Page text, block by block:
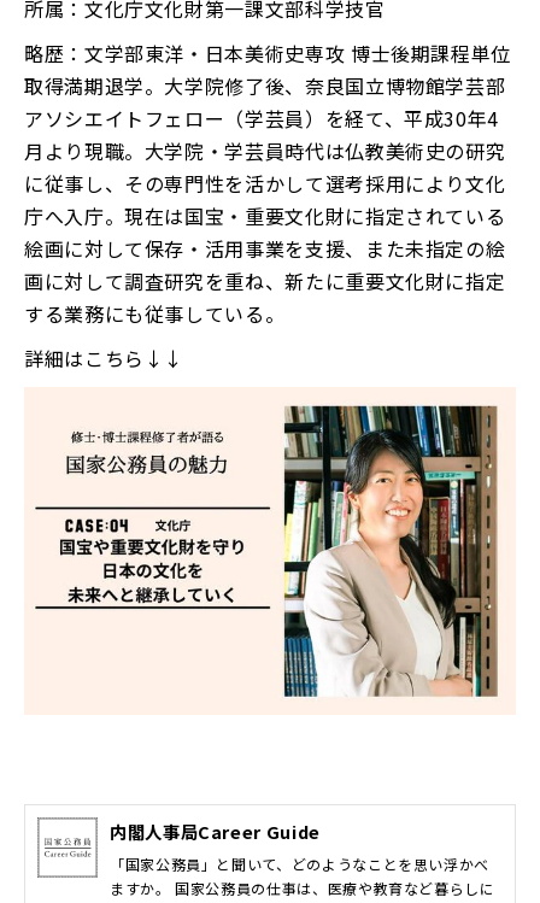
所属：文化庁文化財第一課文部科学技官
略歴：文学部東洋・日本美術史専攻 博士後期課程単位
取得満期退学。大学院修了後、奈良国立博物館学芸部
アソシエイトフェロー（学芸員）を経て、平成30年4
月より現職。大学院・学芸員時代は仏教美術史の研究
に従事し、その専門性を活かして選考採用により文化
庁へ入庁。現在は国宝・重要文化財に指定されている
絵画に対して保存・活用事業を支援、また未指定の絵
画に対して調査研究を重ね、新たに重要文化財に指定
する業務にも従事している。
詳細はこちら↓↓
内閣人事局Career Guide
「国家公務員」と聞いて、どのようなことを思い浮かべ
ますか。 国家公務員の仕事は、医療や教育など暮らしに